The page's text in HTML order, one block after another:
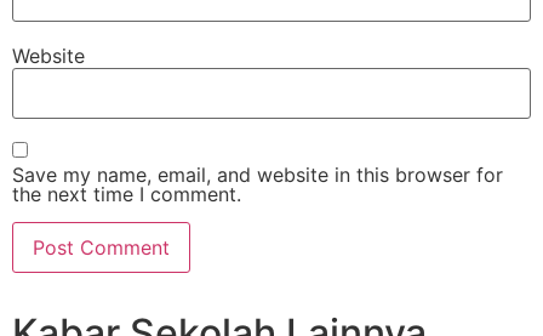
Website
Save my name, email, and website in this browser for
the next time I comment.